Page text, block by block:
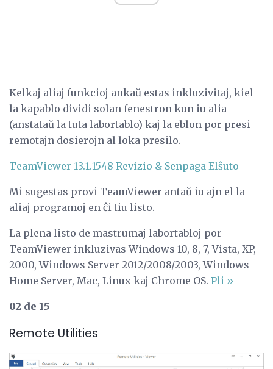
Kelkaj aliaj funkcioj ankaŭ estas inkluzivitaj, kiel
la kapablo dividi solan fenestron kun iu alia
(anstataŭ la tuta labortablo) kaj la eblon por presi
remotajn dosierojn al loka presilo.
TeamViewer 13.1.1548 Revizio & Senpaga Elŝuto
Mi sugestas provi TeamViewer antaŭ iu ajn el la
aliaj programoj en ĉi tiu listo.
La plena listo de mastrumaj labortabloj por
TeamViewer inkluzivas Windows 10, 8, 7, Vista, XP,
2000, Windows Server 2012/2008/2003, Windows
Home Server, Mac, Linux kaj Chrome OS. Pli »
02 de 15
Remote Utilities